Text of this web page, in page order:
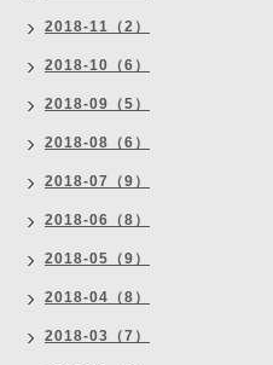
2018-11（2）
2018-10（6）
2018-09（5）
2018-08（6）
2018-07（9）
2018-06（8）
2018-05（9）
2018-04（8）
2018-03（7）